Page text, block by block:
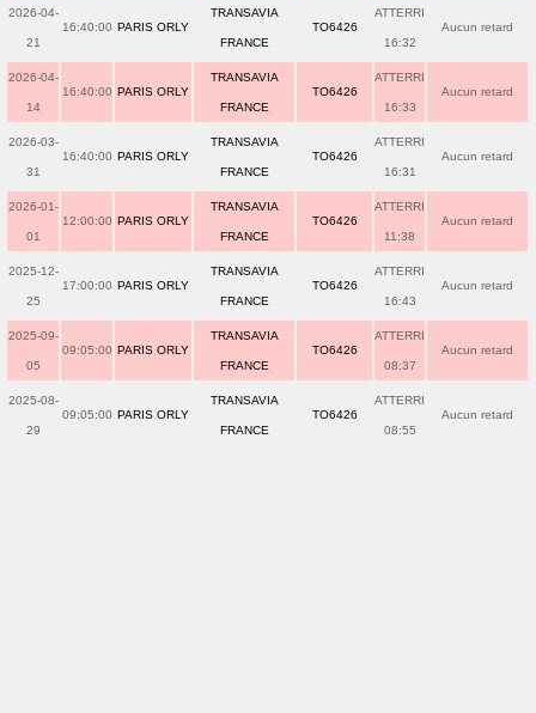
2026-04-
21
16:40:00 PARIS ORLY
TRANSAVIA
FRANCE
TO6426
ATTERRI
16:32
Aucun retard
2026-04-
14
16:40:00 PARIS ORLY
TRANSAVIA
FRANCE
TO6426
ATTERRI
16:33
Aucun retard
2026-03-
31
16:40:00 PARIS ORLY
TRANSAVIA
FRANCE
TO6426
ATTERRI
16:31
Aucun retard
2026-01-
01
12:00:00 PARIS ORLY
TRANSAVIA
FRANCE
TO6426
ATTERRI
11:38
Aucun retard
2025-12-
25
17:00:00 PARIS ORLY
TRANSAVIA
FRANCE
TO6426
ATTERRI
16:43
Aucun retard
2025-09-
05
09:05:00 PARIS ORLY
TRANSAVIA
FRANCE
TO6426
ATTERRI
08:37
Aucun retard
2025-08-
29
09:05:00 PARIS ORLY
TRANSAVIA
FRANCE
TO6426
ATTERRI
08:55
Aucun retard